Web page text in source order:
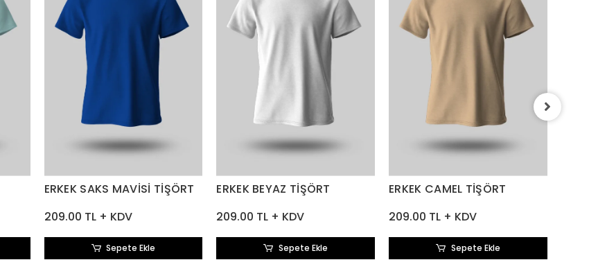
ERKEK SAKS MAVİSİ TİŞÖRT
209.00 TL + KDV
Sepete Ekle
ERKEK BEYAZ TİŞÖRT
209.00 TL + KDV
Sepete Ekle
ERKEK CAMEL TİŞÖRT
209.00 TL + KDV
Sepete Ekle